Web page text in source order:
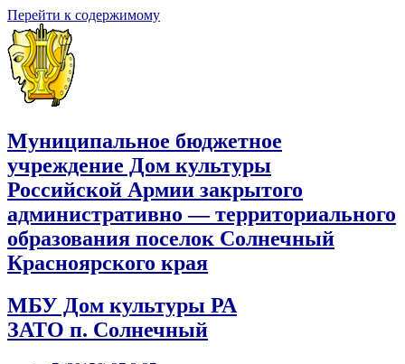
Перейти к содержимому
Муниципальное бюджетное
учреждение Дом культуры
Российской Армии закрытого
административно — территориального
образования поселок Солнечный
Красноярского края
МБУ Дом культуры РА
ЗАТО п. Солнечный